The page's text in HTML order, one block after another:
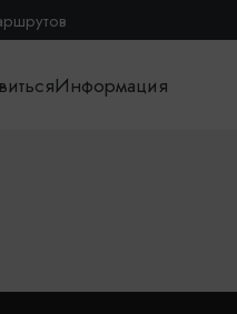
Информация